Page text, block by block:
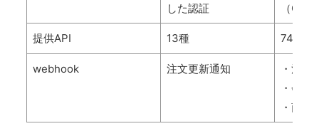
した認証
（
提供API 13種 74種
webhook 注文更新通知
・注文
・会員
・商品